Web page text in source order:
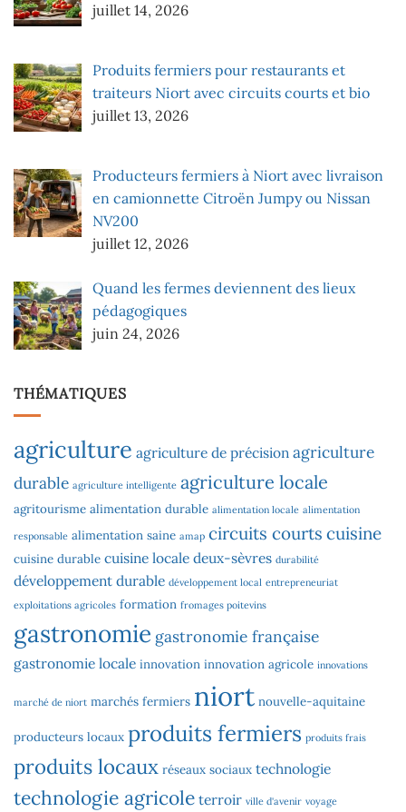
juillet 14, 2026
Produits fermiers pour restaurants et
traiteurs Niort avec circuits courts et bio
juillet 13, 2026
Producteurs fermiers à Niort avec livraison
en camionnette Citroën Jumpy ou Nissan
NV200
juillet 12, 2026
Quand les fermes deviennent des lieux
pédagogiques
juin 24, 2026
THÉMATIQUES
agriculture agriculture de précision agriculture
durable agriculture intelligente agriculture locale
agritourisme alimentation durable alimentation locale alimentation
responsable alimentation saine amap circuits courts cuisine
cuisine durable cuisine locale deux-sèvres durabilité
développement durable développement local entrepreneuriat
exploitations agricoles formation fromages poitevins
gastronomie gastronomie française
gastronomie locale innovation innovation agricole innovations
marché de niort marchés fermiers niort nouvelle-aquitaine
producteurs locaux produits fermiers produits frais
produits locaux réseaux sociaux technologie
technologie agricole terroir ville d'avenir voyage